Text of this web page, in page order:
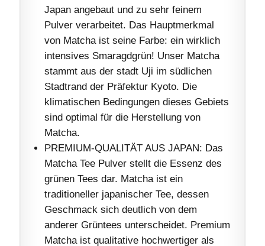
Japan angebaut und zu sehr feinem
Pulver verarbeitet. Das Hauptmerkmal
von Matcha ist seine Farbe: ein wirklich
intensives Smaragdgrün! Unser Matcha
stammt aus der stadt Uji im südlichen
Stadtrand der Präfektur Kyoto. Die
klimatischen Bedingungen dieses Gebiets
sind optimal für die Herstellung von
Matcha.
PREMIUM-QUALITÄT AUS JAPAN: Das
Matcha Tee Pulver stellt die Essenz des
grünen Tees dar. Matcha ist ein
traditioneller japanischer Tee, dessen
Geschmack sich deutlich von dem
anderer Grüntees unterscheidet. Premium
Matcha ist qualitative hochwertiger als